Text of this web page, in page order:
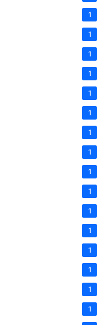
1
1
1
1
1
1
1
1
1
1
1
1
1
1
1
1